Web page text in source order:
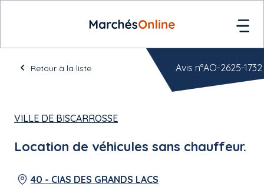
Retour à la liste
VILLE DE BISCARROSSE
Location de véhicules sans chauffeur.
40 - CIAS DES GRANDS LACS
Avis n°AO-2625-1732